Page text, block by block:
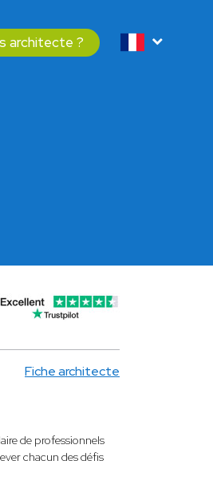
architecte ?
Fiche architecte
de professionnels
chacun des défis